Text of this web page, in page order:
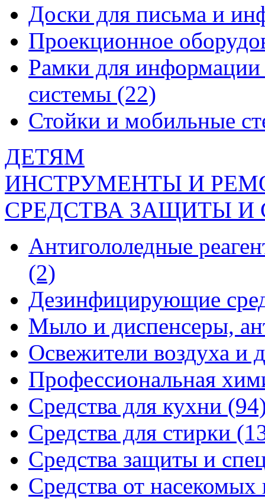
Доски для письма и
Проекционное
Рамки для
системы (22)
Стойки и мобильные
ДЕТЯМ
ИНСТРУМЕНТЫ И
СРЕДСТВА ЗАЩИТЫ
Антигололедные
(2)
Дезинфицирующие
Мыло и диспенсеры,
Освежители воздуха и
Профессиональная
Средства для кухни
Средства для стирки
Средства защиты и
Средства от